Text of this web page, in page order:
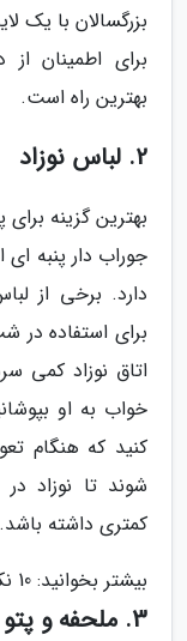
بزرگسالان با یک
برای اطمینان
بهترین راه است.
2. لباس نوزاد
بهترین گزینه
جوراب دار پنبه ای
دارد. برخی از
برای استفاده
اتاق نوزاد کمی
خواب به او
کنید که هنگام
شوند تا نوزاد
کمتری داشته باشد.
بیشتر بخوانید: 10 نکته طلایی برای شیردهی به نوزاد در شب
3. ملحفه و پتو